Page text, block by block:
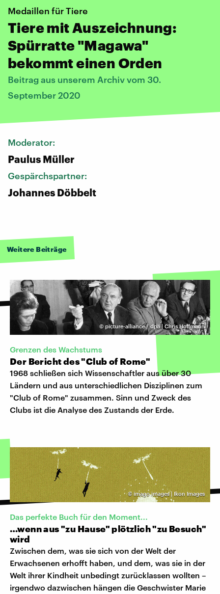
Medaillen für Tiere
Tiere mit Auszeichnung:
Spürratte "Magawa"
bekommt einen Orden
Beitrag aus unserem Archiv vom 30.
September 2020
Moderator:
Paulus Müller
Gespärchspartner:
Johannes Döbbelt
Weitere Beiträge
© picture-alliance / dpa | Chris Hoffmann
Grenzen des Wachstums
Der Bericht des "Club of Rome"
1968 schließen sich Wissenschaftler aus über 30
Ländern und aus unterschiedlichen Disziplinen zum
"Club of Rome" zusammen. Sinn und Zweck des
Clubs ist die Analyse des Zustands der Erde.
© imago images | Ikon Images
Das perfekte Buch für den Moment...
…wenn aus "zu Hause" plötzlich "zu Besuch"
wird
Zwischen dem, was sie sich von der Welt der
Erwachsenen erhofft haben, und dem, was sie in der
Welt ihrer Kindheit unbedingt zurücklassen wollten –
irgendwo dazwischen hängen die Geschwister Marie